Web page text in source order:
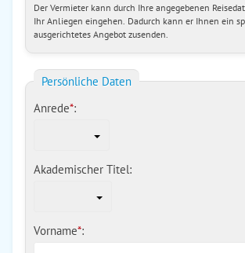
Der Vermieter kann durch Ihre angegebenen Reisedaten genauer
Ihr Anliegen eingehen. Dadurch kann er Ihnen ein
ausgerichtetes Angebot zusenden.
Persönliche Daten
Anrede*:
Akademischer Titel:
Vorname*: